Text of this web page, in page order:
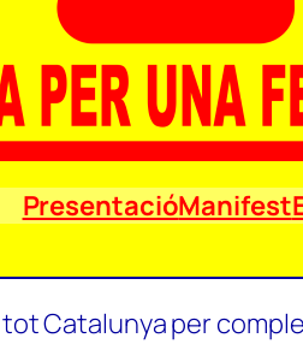
PresentacióManifest
Catalunya per